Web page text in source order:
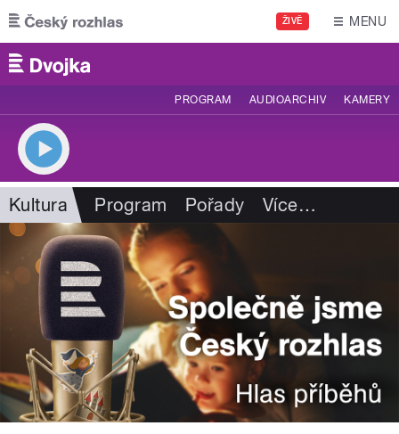
Přejít k hlavnímu obsahu
ŽIVĚ MENU
PROGRAM AUDIOARCHIV KAMERY
Kultura Program Pořady Více…